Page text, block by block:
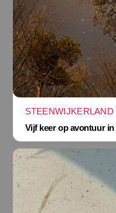
Vijf keer op avontuur